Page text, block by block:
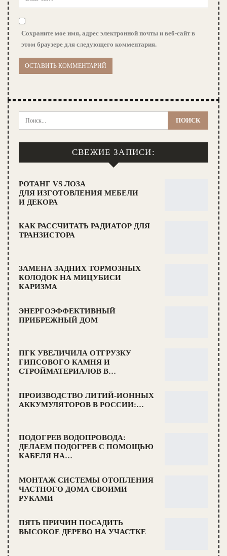
Сохраните мое имя, адрес электронной почты и веб-сайт в
этом браузере для следующего комментария.
СВЕЖИЕ ЗАПИСИ:
РОТАНГ VS ЛОЗА
ДЛЯ ИЗГОТОВЛЕНИЯ МЕБЕЛИ
И ДЕКОРА
КАК РАССЧИТАТЬ РАДИАТОР ДЛЯ
ТРАНЗИСТОРА
ЗАМЕНА ЗАДНИХ ТОРМОЗНЫХ
КОЛОДОК НА МИЦУБИСИ
КАРИЗМА
ЭНЕРГОЭФФЕКТИВНЫЙ
ПРИБРЕЖНЫЙ ДОМ
ПГК УВЕЛИЧИЛА ОТГРУЗКУ
ГИПСОВОГО КАМНЯ И
СТРОЙМАТЕРИАЛОВ В…
ПРОИЗВОДСТВО ЛИТИЙ-ИОННЫХ
АККУМУЛЯТОРОВ В РОССИИ:…
ПОДОГРЕВ ВОДОПРОВОДА:
ДЕЛАЕМ ПОДОГРЕВ С ПОМОЩЬЮ
КАБЕЛЯ НА…
МОНТАЖ СИСТЕМЫ ОТОПЛЕНИЯ
ЧАСТНОГО ДОМА СВОИМИ
РУКАМИ
ПЯТЬ ПРИЧИН ПОСАДИТЬ
ВЫСОКОЕ ДЕРЕВО НА УЧАСТКЕ